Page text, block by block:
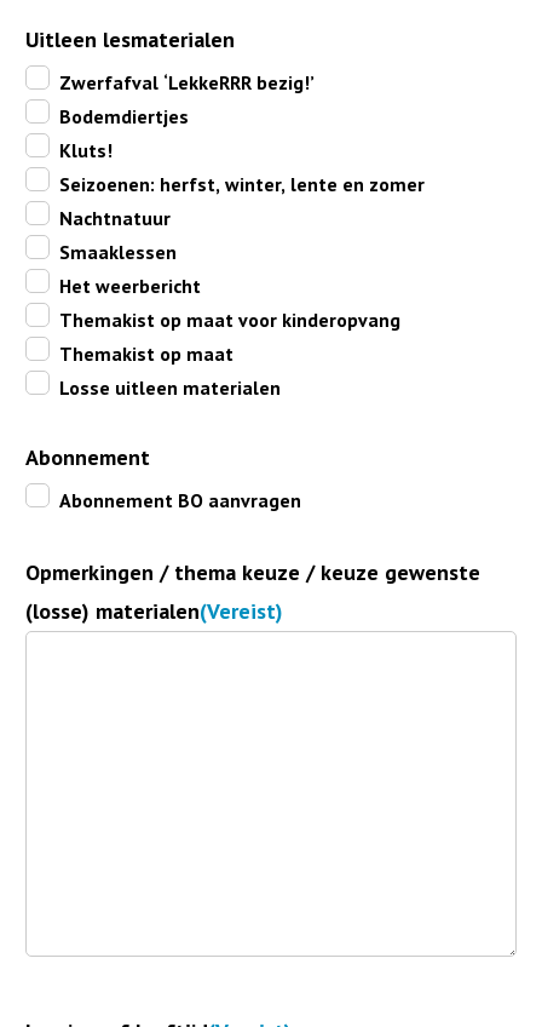
Uitleen lesmaterialen
Zwerfafval ‘LekkeRRR bezig!’
Bodemdiertjes
Kluts!
Seizoenen: herfst, winter, lente en zomer
Nachtnatuur
Smaaklessen
Het weerbericht
Themakist op maat voor kinderopvang
Themakist op maat
Losse uitleen materialen
Abonnement
Abonnement BO aanvragen
Opmerkingen / thema keuze / keuze gewenste
(losse) materialen(Vereist)